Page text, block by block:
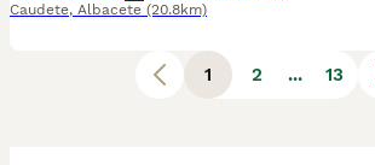
Caudete, Albacete (20.8km)
1 2 ... 13